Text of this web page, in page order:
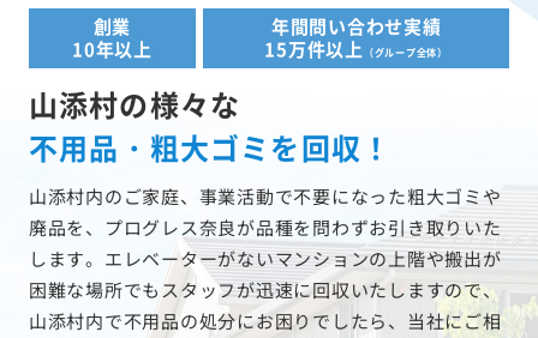
創業
10年以上
年間問い合わせ実績
15万件以上
（グループ全体）
山添村の様々な
不用品・粗大ゴミを回収！
山添村内のご家庭、事業活動で不要になった粗大ゴミや
廃品を、プログレス奈良が品種を問わずお引き取りいた
します。エレベーターがないマンションの上階や搬出が
困難な場所でもスタッフが迅速に回収いたしますので、
山添村内で不用品の処分にお困りでしたら、当社にご相